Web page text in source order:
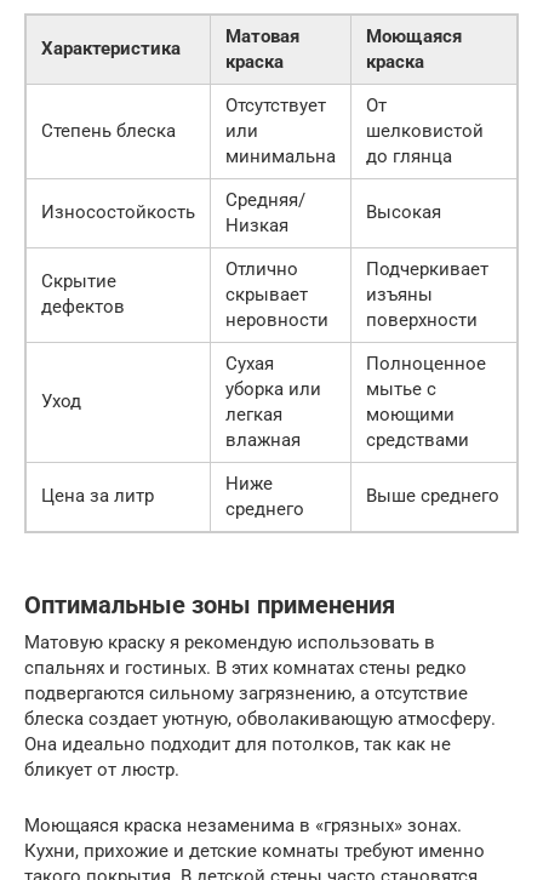
Характеристика
Матовая
краска
Моющаяся
краска
Степень блеска
Отсутствует
или
минимальна
От
шелковистой
до глянца
Износостойкость
Средняя/
Низкая
Высокая
Скрытие
дефектов
Отлично
скрывает
неровности
Подчеркивает
изъяны
поверхности
Уход
Сухая
уборка или
легкая
влажная
Полноценное
мытье с
моющими
средствами
Цена за литр
Ниже
среднего
Выше среднего
Оптимальные зоны применения
Матовую краску я рекомендую использовать в
спальнях и гостиных. В этих комнатах стены редко
подвергаются сильному загрязнению, а отсутствие
блеска создает уютную, обволакивающую атмосферу.
Она идеально подходит для потолков, так как не
бликует от люстр.
Моющаяся краска незаменима в «грязных» зонах.
Кухни, прихожие и детские комнаты требуют именно